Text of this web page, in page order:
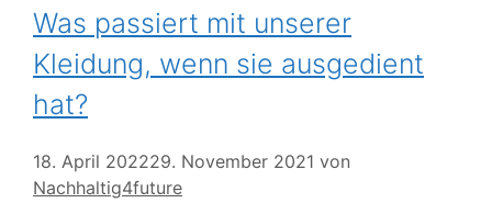
Was passiert mit unserer
Kleidung, wenn sie ausgedient
hat?
18. April 202229. November 2021 von
Nachhaltig4future